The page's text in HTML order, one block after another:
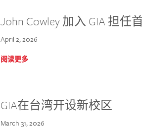
John Cowley 加入 GIA 担任
April 2, 2026
阅读更多
GIA在台湾开设新校区
March 31, 2026